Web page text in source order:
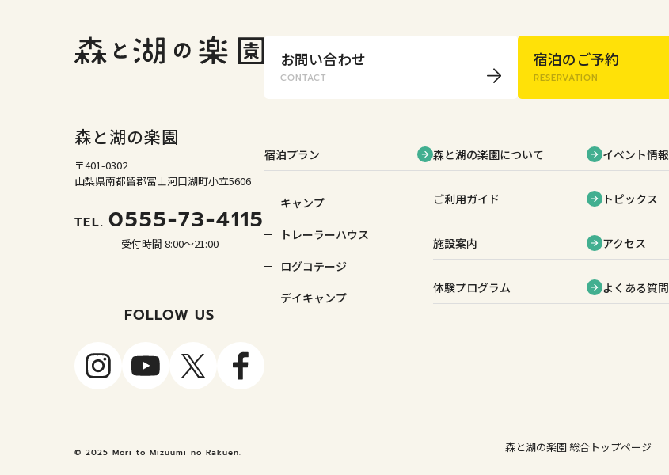
お問い合わせ
CONTACT
宿泊のご予約
RESERVATION
宿泊プラン
キャンプ
トレーラーハウス
ログコテージ
デイキャンプ
森と湖の楽園について
ご利用ガイド
施設案内
体験プログラム
イベント情報
トピックス
アクセス
よくある質問
森と湖の楽園 総合トップページ
森と湖の楽園
〒401-0302
山梨県南都留郡富士河口湖町小立5606
TEL. 0555-73-4115
受付時間 8:00～21:00
FOLLOW US
© 2025 Mori to Mizuumi no Rakuen.